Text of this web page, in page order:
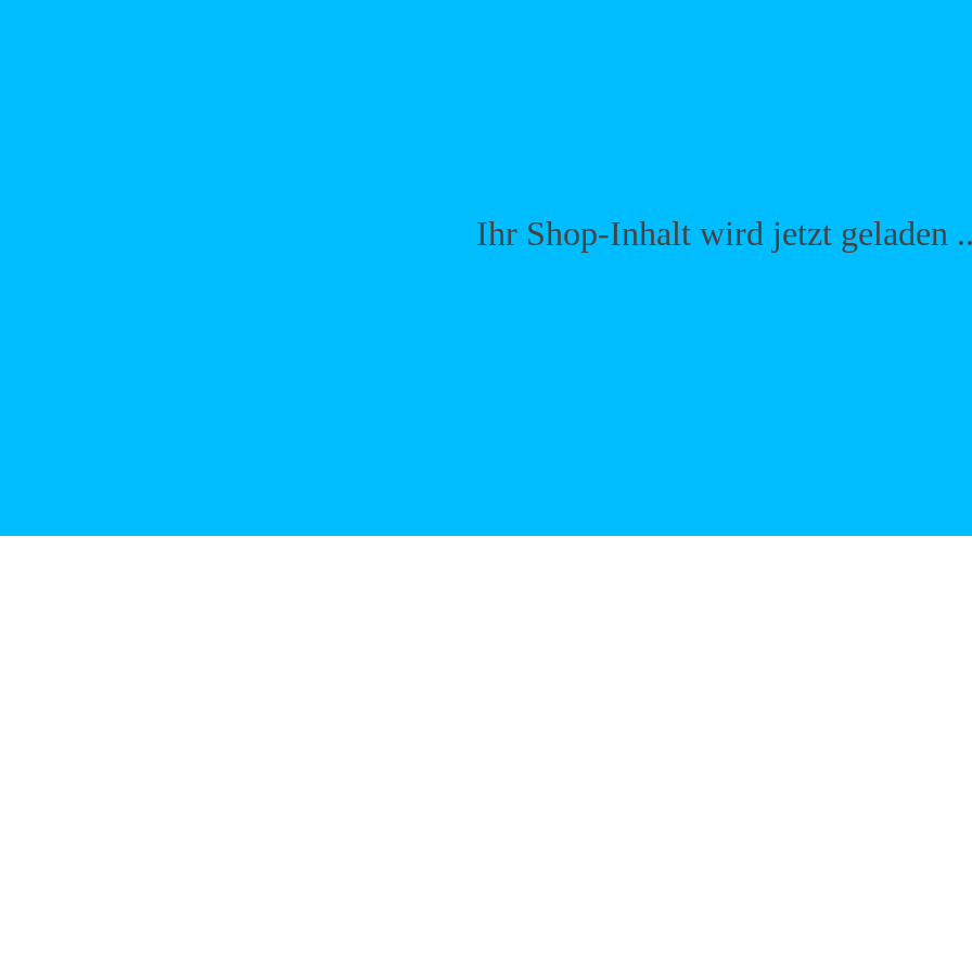
Ihr Shop-Inhalt wird jetzt geladen